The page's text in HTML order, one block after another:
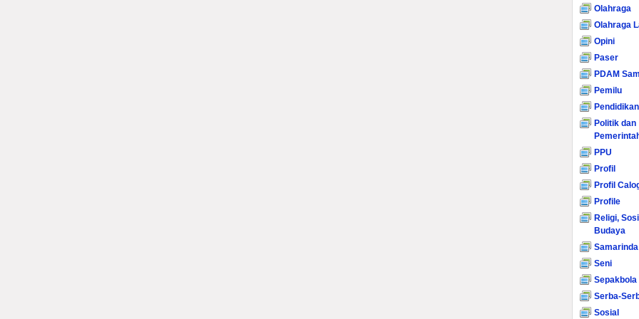
Olahraga
Olahraga
Opini
Paser
PDAM
Pemilu
Pendidikan
Politik dan
PPU
Profil
Profil
Profile
Religi,
Budaya
Samarinda
Seni
Sepakbola
Serba-
Sosial